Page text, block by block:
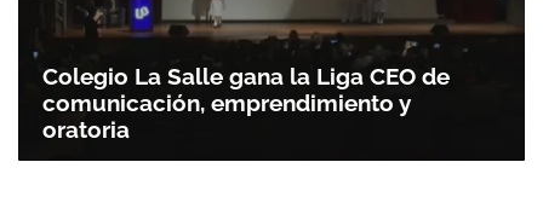
Colegio La Salle gana la Liga CEO de
comunicación, emprendimiento y
oratoria